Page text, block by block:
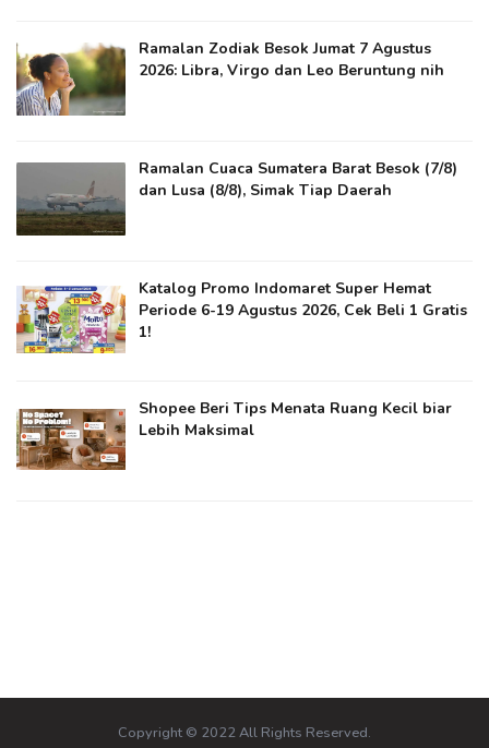
Ramalan Zodiak Besok Jumat 7 Agustus
2026: Libra, Virgo dan Leo Beruntung nih
Ramalan Cuaca Sumatera Barat Besok (7/8)
dan Lusa (8/8), Simak Tiap Daerah
Katalog Promo Indomaret Super Hemat
Periode 6-19 Agustus 2026, Cek Beli 1 Gratis
1!
Shopee Beri Tips Menata Ruang Kecil biar
Lebih Maksimal
Copyright © 2022 All Rights Reserved.